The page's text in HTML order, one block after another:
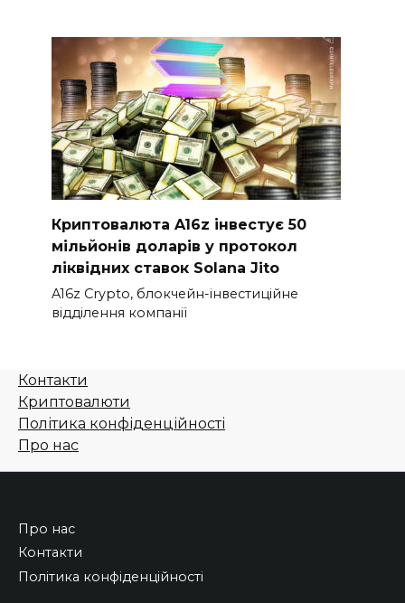
Криптовалюта A16z інвестує 50
мільйонів доларів у протокол
ліквідних ставок Solana Jito
A16z Crypto, блокчейн-інвестиційне
відділення компанії
Контакти
Криптовалюти
Політика конфіденційності
Про нас
Про нас
Контакти
Політика конфіденційності